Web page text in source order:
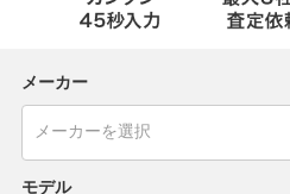
メーカー
モデル